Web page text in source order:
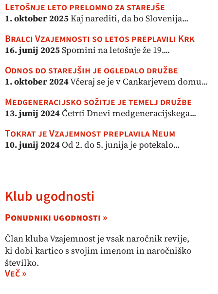
Letošnje leto prelomno za starejše
1. oktober 2025Kaj narediti, da bo Slovenija...
Bralci Vzajemnosti so letos preplavili Krk
16. junij 2025Spomini na letošnje že 19....
Odnos do starejših je ogledalo družbe
1. oktober 2024Včeraj se je v Cankarjevem domu...
Medgeneracijsko sožitje je temelj družbe
13. junij 2024Četrti Dnevi medgeneracijskega...
Tokrat je Vzajemnost preplavila Neum
10. junij 2024Od 2. do 5. junija je potekalo...
Klub ugodnosti
Ponudniki ugodnosti »
Član kluba Vzajemnost je vsak naročnik revije,
ki dobi kartico s svojim imenom in naročniško
številko.
Več »